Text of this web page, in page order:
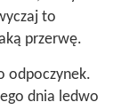
to
przerwę.
odpoczynek.
dnia ledwo